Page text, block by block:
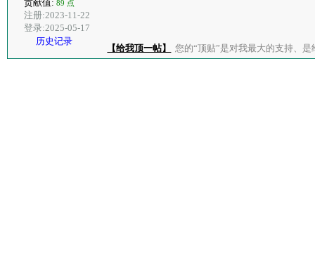
贡献值: 89 点
注册:2023-11-22
登录:2025-05-17
历史记录
【给我顶一帖】 您的“顶贴”是对我最大的支持、